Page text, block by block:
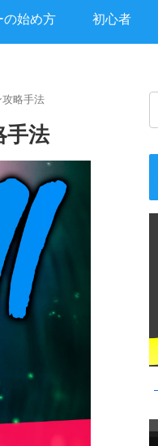
の始め方 初心者
略手法
手法